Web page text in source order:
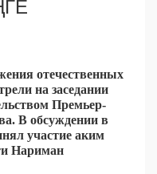
отечественных
на заседании
Премьер-
В обсуждении в
участие аким
Нариман